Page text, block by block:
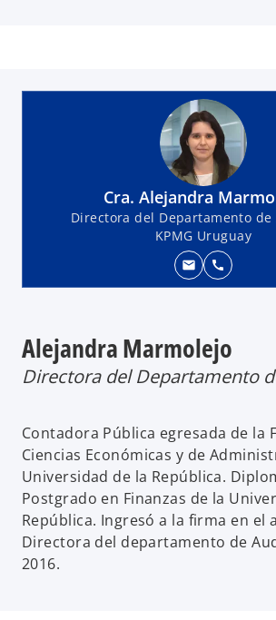
Cra. Alejandra
Directora del Departamento
KPMG Uruguay
mail call
Alejandra Marmolejo
Directora del Departamento
Contadora Pública egresada de la
Ciencias Económicas y de
Universidad de la República.
Postgrado en Finanzas de la
República. Ingresó a la firma en el
Directora del departamento de
2016.